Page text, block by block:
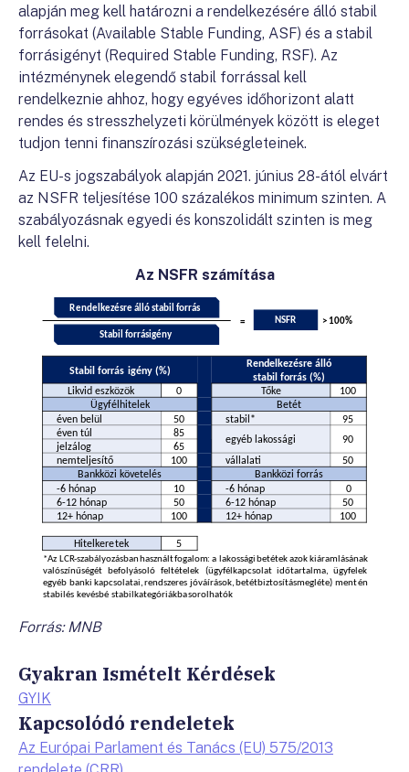
alapján meg kell határozni a rendelkezésére álló stabil
forrásokat (Available Stable Funding, ASF) és a stabil
forrásigényt (Required Stable Funding, RSF). Az
intézménynek elegendő stabil forrással kell
rendelkeznie ahhoz, hogy egyéves időhorizont alatt
rendes és stresszhelyzeti körülmények között is eleget
tudjon tenni finanszírozási szükségleteinek.
Az EU-s jogszabályok alapján 2021. június 28-ától elvárt
az NSFR teljesítése 100 százalékos minimum szinten. A
szabályozásnak egyedi és konszolidált szinten is meg
kell felelni.
Az NSFR számítása
Forrás: MNB
Gyakran Ismételt Kérdések
GYIK
Kapcsolódó rendeletek
Az Európai Parlament és Tanács (EU) 575/2013